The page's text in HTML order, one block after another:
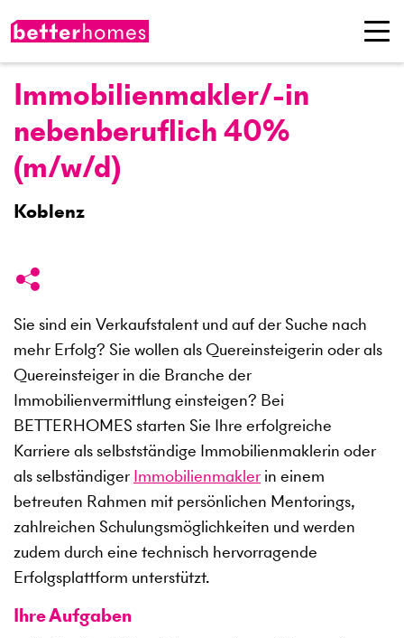
Immobilienmakler/-in
nebenberuflich 40%
(m/w/d)
Koblenz
Sie sind ein Verkaufstalent und auf der Suche nach
mehr Erfolg? Sie wollen als Quereinsteigerin oder als
Quereinsteiger in die Branche der
Immobilienvermittlung einsteigen? Bei
BETTERHOMES starten Sie Ihre erfolgreiche
Karriere als selbstständige Immobilienmaklerin oder
als selbständiger Immobilienmakler in einem
betreuten Rahmen mit persönlichen Mentorings,
zahlreichen Schulungsmöglichkeiten und werden
zudem durch eine technisch hervorragende
Erfolgsplattform unterstützt.
Ihre Aufgaben